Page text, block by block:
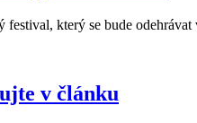
který se bude
v článku